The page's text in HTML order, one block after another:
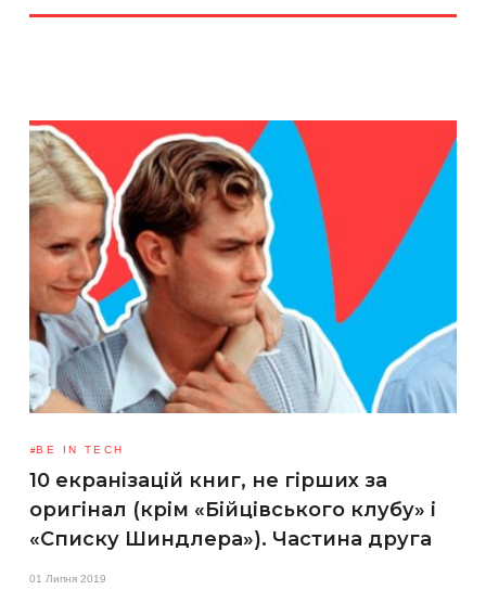
BE IN TECH
10 екранізацій книг, не гірших за
оригінал (крім «Бійцівського клубу» і
«Списку Шиндлера»). Частина друга
01 Липня 2019